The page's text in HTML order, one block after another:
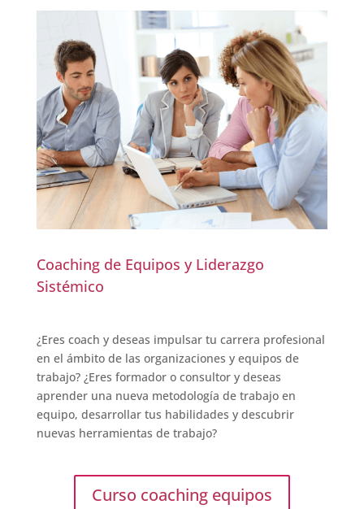
Coaching de Equipos y Liderazgo
Sistémico
¿Eres coach y deseas impulsar tu carrera profesional
en el ámbito de las organizaciones y equipos de
trabajo? ¿Eres formador o consultor y deseas
aprender una nueva metodología de trabajo en
equipo, desarrollar tus habilidades y descubrir
nuevas herramientas de trabajo?
Curso coaching equipos